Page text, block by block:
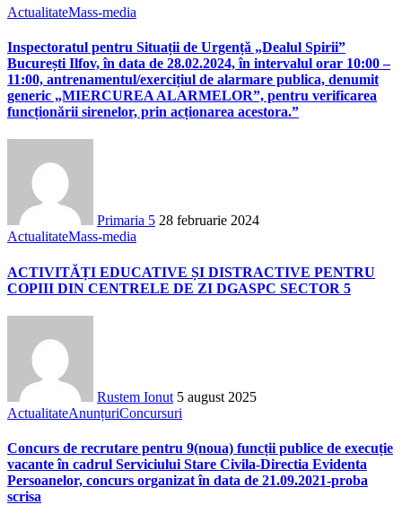
ActualitateMass-media
Inspectoratul pentru Situații de Urgență „Dealul Spirii”
București Ilfov, în data de 28.02.2024, în intervalul orar 10:00 –
11:00, antrenamentul/exercițiul de alarmare publica, denumit
generic „MIERCUREA ALARMELOR”, pentru verificarea
funcționării sirenelor, prin acționarea acestora.”
Primaria 5 28 februarie 2024
ActualitateMass-media
ACTIVITĂȚI EDUCATIVE ȘI DISTRACTIVE PENTRU
COPIII DIN CENTRELE DE ZI DGASPC SECTOR 5
Rustem Ionut 5 august 2025
ActualitateAnunțuriConcursuri
Concurs de recrutare pentru 9(noua) funcții publice de execuție
vacante în cadrul Serviciului Stare Civila-Directia Evidenta
Persoanelor, concurs organizat în data de 21.09.2021-proba
scrisa